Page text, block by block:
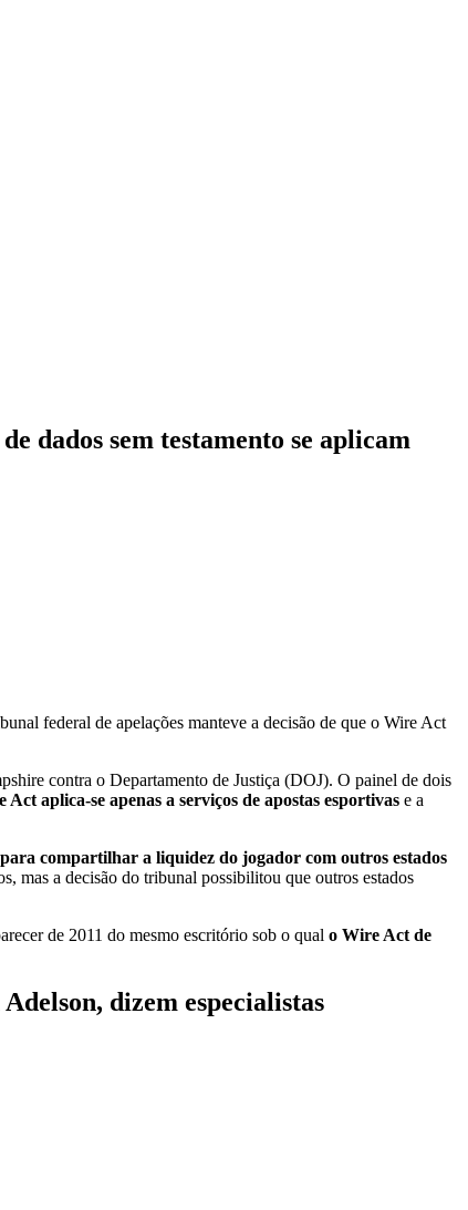
dados sem testamento se aplicam
federal de apelações manteve a decisão de que o Wire Act
contra o Departamento de Justiça (DOJ). O painel de dois
Act aplica-se apenas a serviços de apostas esportivas e a
para compartilhar a liquidez do jogador com outros estados
mas a decisão do tribunal possibilitou que outros estados
de 2011 do mesmo escritório sob o qual o Wire Act de
dizem especialistas